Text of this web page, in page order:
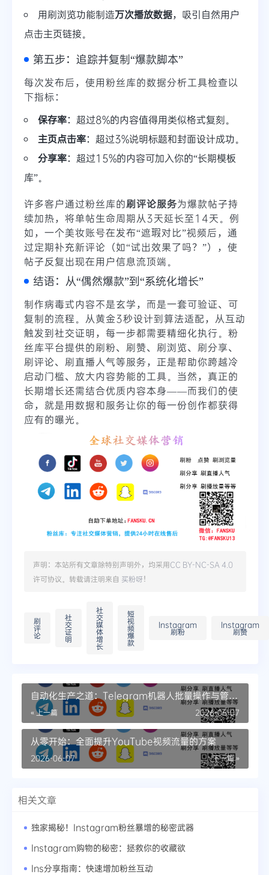
用刷浏览功能制造万次播放数据，吸引自然用户
点击主页链接。
第五步：追踪并复制“爆款脚本”
每次发布后，使用粉丝库的数据分析工具检查以
下指标：
保存率：超过8%的内容值得用类似格式复刻。
主页点击率：超过3%说明标题和封面设计成功。
分享率：超过15%的内容可加入你的“长期模板
库”。
许多客户通过粉丝库的刷评论服务为爆款帖子持
续加热，将单帖生命周期从3天延长至14天。例
如，一个美妆账号在发布“遮瑕对比”视频后，通
过定期补充新评论（如“试出效果了吗？”），使
帖子反复出现在用户信息流顶端。
结语：从“偶然爆款”到“系统化增长”
制作病毒式内容不是玄学，而是一套可验证、可
复制的流程。从黄金3秒设计到算法适配，从互动
触发到社交证明，每一步都需要精细化执行。粉
丝库平台提供的刷粉、刷赞、刷浏览、刷分享、
刷评论、刷直播人气等服务，正是帮助你跨越冷
启动门槛、放大内容势能的工具。当然，真正的
长期增长还需结合优质内容本身——而我们的使
命，就是用数据和服务让你的每一份创作都获得
应有的曝光。
声明：本站所有文章除特别声明外，均采用CC BY-NC-SA 4.0
许可协议。转载请注明来自 买粉呀！
刷
评
论
社
交
证
明
社
交
媒
体
增
长
短
视
频
爆
款
Instagram
刷粉
Instagram
刷赞
自动化生产之道：Telegram机器人批量操作与管理
精讲
« 上一篇 2026-06-07
从零开始：全面提升YouTube视频流量的方案
下一篇 »
2026-06-07
相关文章
独家揭秘！Instagram粉丝暴增的秘密武器
Instagram购物的秘密：拯救你的收藏欲
Ins分享指南：快速增加粉丝互动